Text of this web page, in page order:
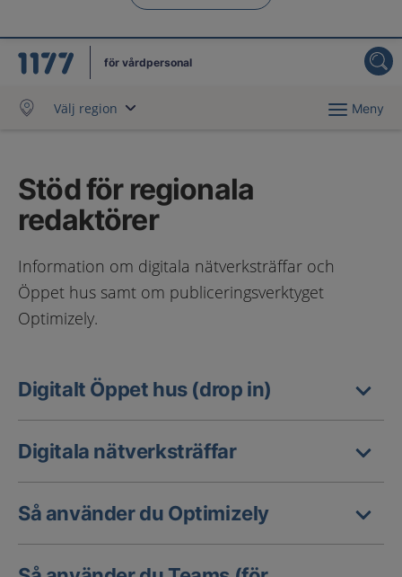
för vårdpersonal
Välj region Meny
Stöd för regionala
redaktörer
Information om digitala nätverksträffar och
Öppet hus samt om publiceringsverktyget
Optimizely.
Digitalt Öppet hus (drop in)
Digitala nätverksträffar
Så använder du Optimizely